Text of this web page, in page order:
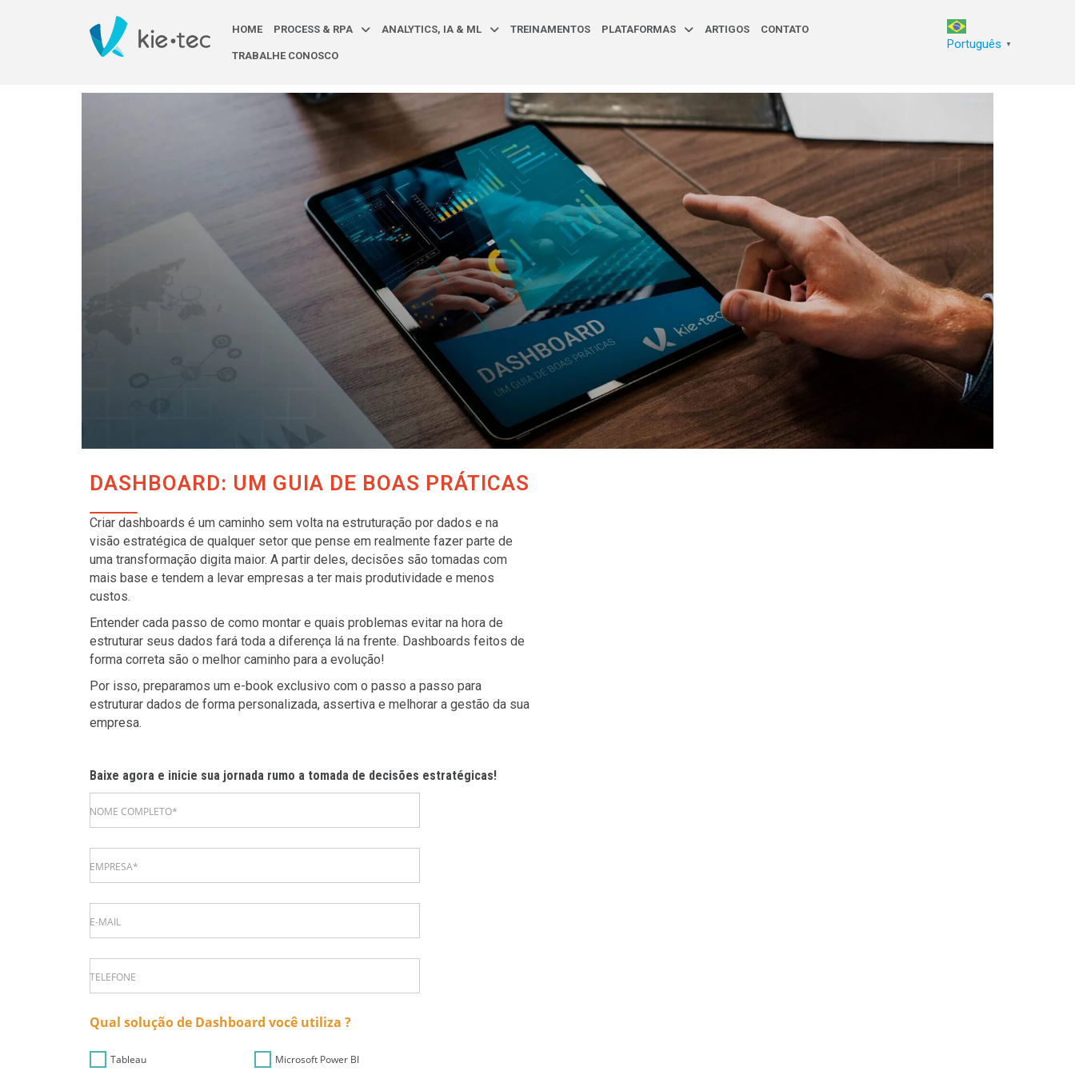
HOME PROCESS & RPA ANALYTICS, IA & ML TREINAMENTOS PLATAFORMAS ARTIGOS CONTATO
TRABALHE CONOSCO
Português ▼
DASHBOARD: UM GUIA DE BOAS PRÁTICAS
Criar dashboards é um caminho sem volta na estruturação por dados e na
visão estratégica de qualquer setor que pense em realmente fazer parte de
uma transformação digita maior. A partir deles, decisões são tomadas com
mais base e tendem a levar empresas a ter mais produtividade e menos
custos.
Entender cada passo de como montar e quais problemas evitar na hora de
estruturar seus dados fará toda a diferença lá na frente. Dashboards feitos de
forma correta são o melhor caminho para a evolução!
Por isso, preparamos um e-book exclusivo com o passo a passo para
estruturar dados de forma personalizada, assertiva e melhorar a gestão da sua
empresa.
Baixe agora e inicie sua jornada rumo a tomada de decisões estratégicas!
NOME COMPLETO*
EMPRESA*
E-MAIL
TELEFONE
Qual solução de Dashboard você utiliza ?
Tableau
Microsoft Power BI